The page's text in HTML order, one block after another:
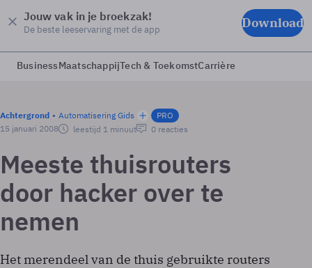
Jouw vak in je broekzak!
De beste leeservaring met de app Download
BusinessMaatschappijTech & ToekomstCarrière
Achtergrond Automatisering Gids
PRO
15 januari 2008
leestijd 1 minuut 0 reacties
Meeste thuisrouters
door hacker over te
nemen
Het merendeel van de thuis gebruikte routers